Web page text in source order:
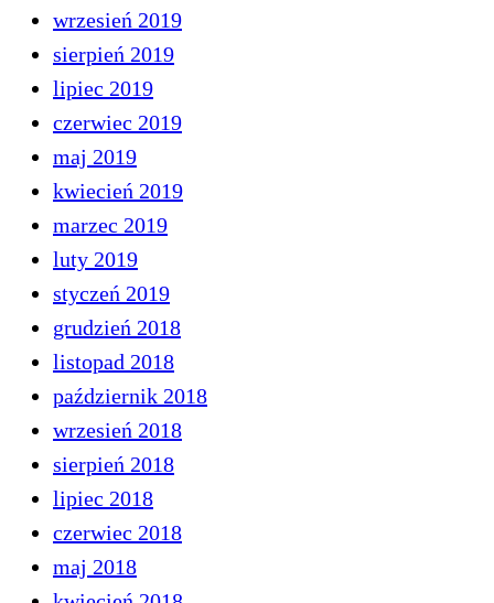
wrzesień 2019
sierpień 2019
lipiec 2019
czerwiec 2019
maj 2019
kwiecień 2019
marzec 2019
luty 2019
styczeń 2019
grudzień 2018
listopad 2018
październik 2018
wrzesień 2018
sierpień 2018
lipiec 2018
czerwiec 2018
maj 2018